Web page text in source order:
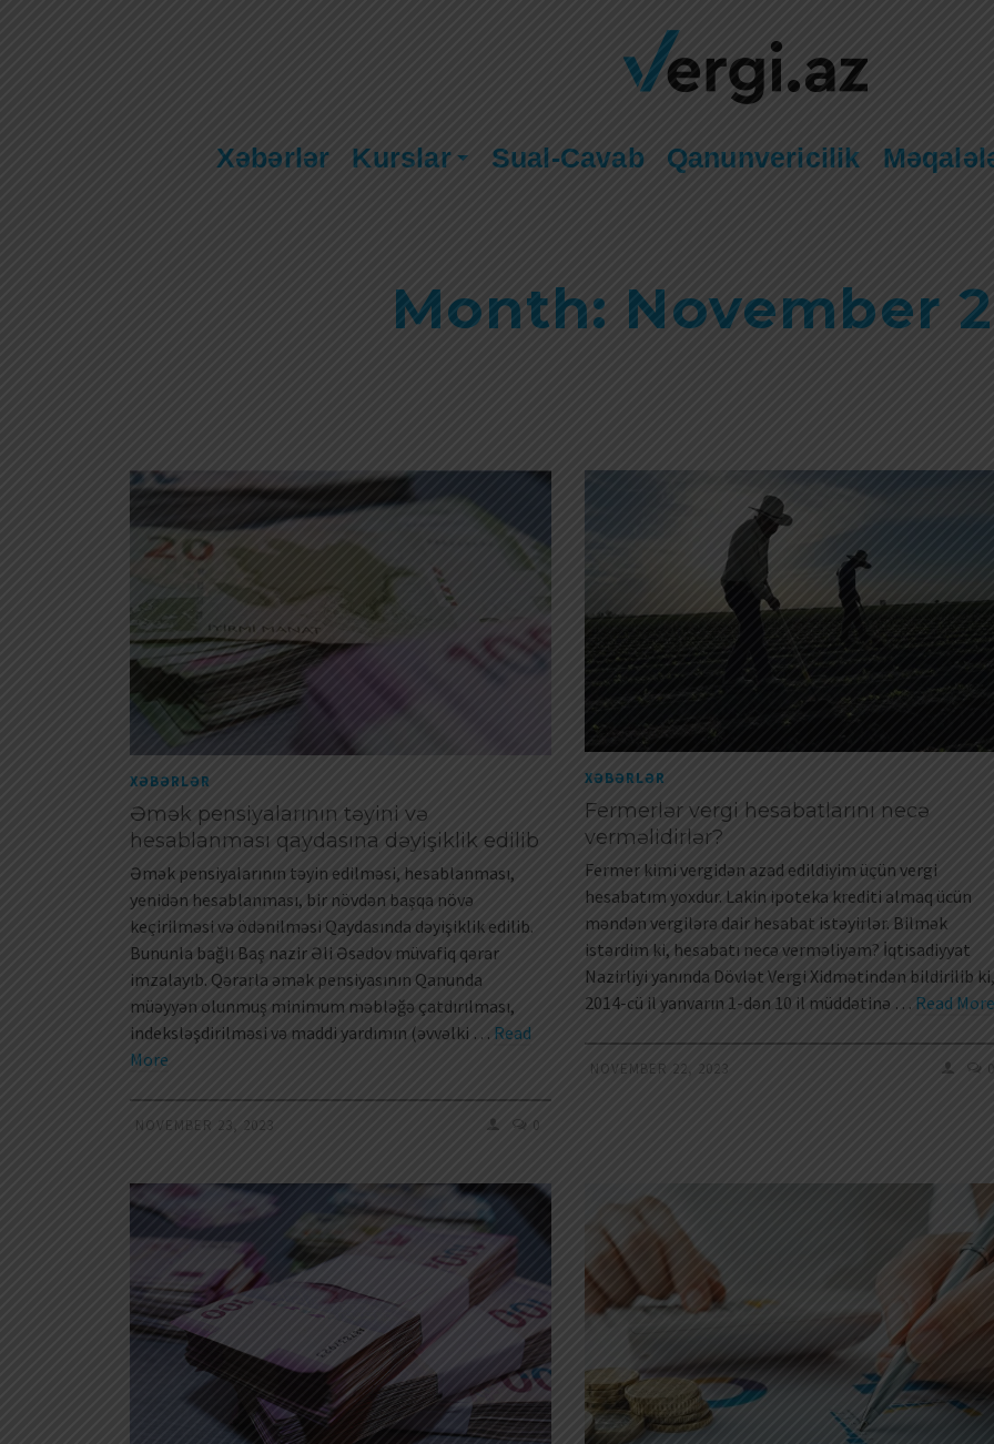
Xəbərlər Kurslar Sual-Cavab Qanunvericilik
Month: November
XƏBƏRLƏR
Əmək pensiyalarının təyini və
hesablanması qaydasına dəyişiklik edilib
Əmək pensiyalarının təyin edilməsi, hesablanması,
yenidən hesablanması, bir növdən başqa növə
keçirilməsi və ödənilməsi Qaydasında dəyişiklik edilib.
Bununla bağlı Baş nazir Əli Əsədov müvafiq qərar
imzalayıb. Qərarla əmək pensiyasının Qanunda
müəyyən olunmuş minimum məbləğə çatdırılması,
indeksləşdirilməsi və maddi yardımın (əvvəlki … Read
More
NOVEMBER 23, 2023 0
XƏBƏRLƏR
Fermerlər vergi hesabatlarını necə
verməlidirlər?
Fermer kimi vergidən azad edildiyim üçün vergi
hesabatım yoxdur. Lakin ipoteka krediti almaq ücün
məndən vergilərə dair hesabat istəyirlər. Bilmək
istərdim ki, hesabatı necə verməliyəm? İqtisadiyyat
Nazirliyi yanında Dövlət Vergi Xidmətindən bildirilib ki,
2014-cü il yanvarın 1-dən 10 il müddətinə … Read More
NOVEMBER 22, 2023 0